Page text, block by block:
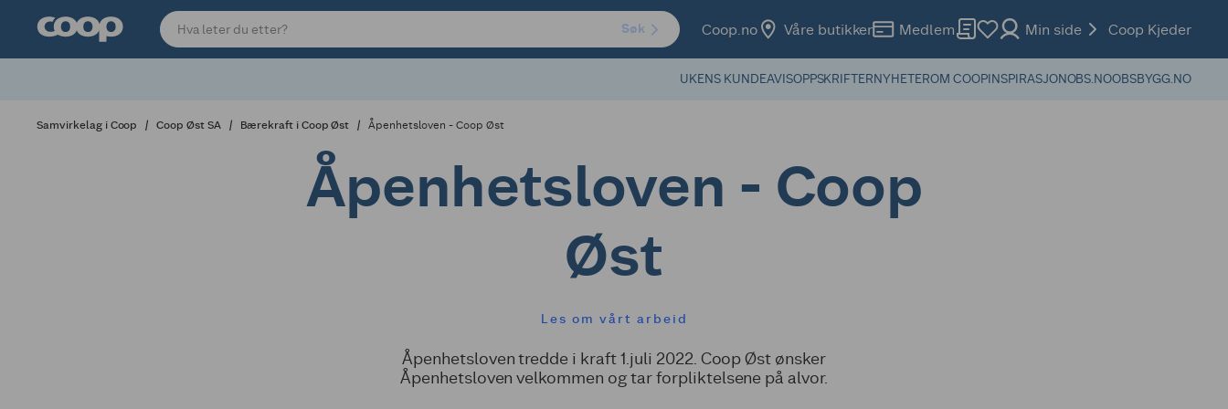
Søk Coop.no Våre butikker Medlem Min side Coop Kjeder
UKENS KUNDEAVISOPPSKRIFTERNYHETEROM COOPINSPIRASJONOBS.NOOBSBYGG.NO
Samvirkelag i Coop Coop Øst SA Bærekraft i Coop Øst Åpenhetsloven - Coop Øst
Åpenhetsloven - Coop
Øst
Les om vårt arbeid
Åpenhetsloven tredde i kraft 1.juli 2022. Coop Øst ønsker
Åpenhetsloven velkommen og tar forpliktelsene på alvor.